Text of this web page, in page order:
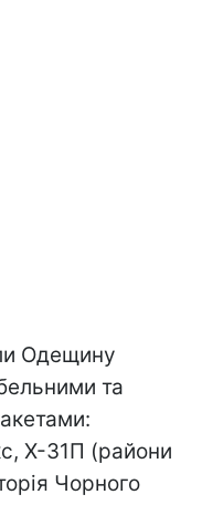
Одещину
та
Х-31П (райони
Чорного